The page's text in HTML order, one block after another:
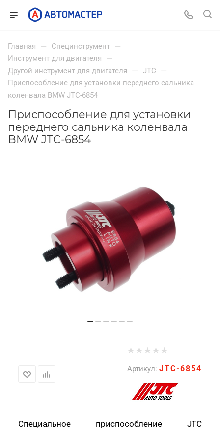
Главная — Специнструмент —
Инструмент для двигателя —
Другой инструмент для двигателя — JTC —
Приспособление для установки переднего сальника
коленвала BMW JTC-6854
Приспособление для установки
переднего сальника коленвала
BMW JTC-6854
Артикул: JTC-6854
Специальное приспособление JTC